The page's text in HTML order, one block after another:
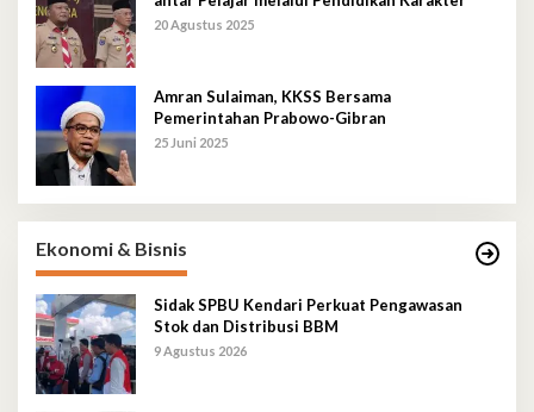
20 Agustus 2025
Amran Sulaiman, KKSS Bersama
Pemerintahan Prabowo-Gibran
25 Juni 2025
Ekonomi & Bisnis
Sidak SPBU Kendari Perkuat Pengawasan
Stok dan Distribusi BBM
9 Agustus 2026